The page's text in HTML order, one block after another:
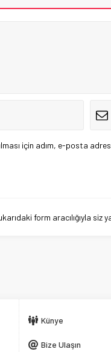
için adım, e-posta
form aracılığıyla siz
Künye
Bize Ulaşın